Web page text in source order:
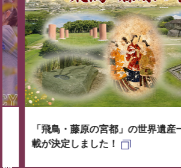
「飛鳥・藤原の宮都」の世界遺産
載が決定しました！